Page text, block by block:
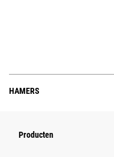
HAMERS
Producten